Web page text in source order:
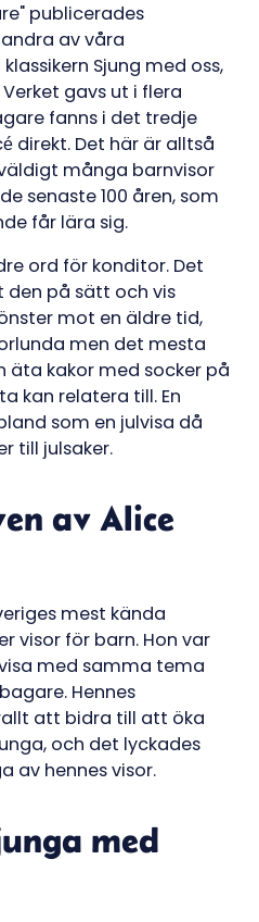
publicerades
av våra
Sjung med oss,
gavs ut i flera
fanns i det tredje
direkt. Det här är alltså
många barnvisor
senaste 100 åren, som
får lära sig.
ord för konditor. Det
den på sätt och vis
mot en äldre tid,
men det mesta
äta kakor med socker på
kan relatera till. En
som en julvisa då
till julsaker.
av Alice
mest kända
visor för barn. Hon var
med samma tema
Hennes
att bidra till att öka
och det lyckades
av hennes visor.
med